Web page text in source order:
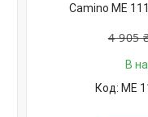
Camino ME
4 905
В
ME